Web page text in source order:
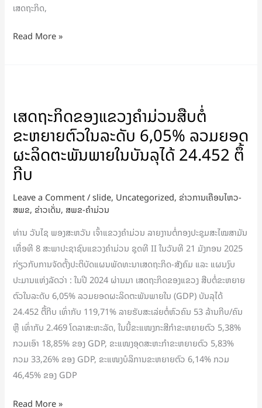
ເສດຖະກິດ,
Read More »
ເສດຖະກິດຂອງແຂວງຄໍາມ່ວນສືບຕໍ່
ຂະຫຍາຍຕົວໃນລະດັບ 6,05% ລວມຍອດ
ຜະລິດຕະພັນພາຍໃນບັນລຸໄດ້ 24.452 ຕຶ້
ກີບ
Leave a Comment/slide, Uncategorized, ຂ່າວການເຄືອນໄຫວ-
ສພຂ, ຂ່າວເດັ່ນ, ສພຂ-ຄໍາມ່ວນ
ທ່ານ ວັນໄຊ ພອງສະຫວັນ ເຈົ້າແຂວງຄໍາມ່ວນ ລາຍງານຕໍ່ກອງປະຊຸມສະໄໝສາມັນ
ເທື່ອທີ 8 ສະພາປະຊາຊົນແຂວງຄໍາມ່ວນ ຊຸດທີ II ໃນວັນທີ 21 ມັງກອນ 2025
ກ່ຽວກັບການຈັດຕັ້ງປະຕິບັດແຜນພັດທະນາເສດຖະກິດ-ສັງຄົມ ແລະ ແຜນງົບ
ປະມານແຫ່ງລັດວ່າ : ໃນປີ 2024 ຜ່ານມາ ເສດຖະກິດຂອງແຂວງ ສືບຕໍ່ຂະຫຍາຍ
ຕົວໃນລະດັບ 6,05% ລວມຍອດຜະລິດຕະພັນພາຍໃນ (GDP) ບັນລຸໄດ້
24.452 ຕື້ກີບ ເທົ່າກັບ 119,71% ລາຍຮັບສະເລ່ຍຕໍ່ຫົວຄົນ 53 ລ້ານກີບ/ຄົນ
ຫຼື ເທົ່າກັບ 2.469 ໂດລາສະຫະລັດ, ໃນນີ້ຂະແໜງກະສີກໍາຂະຫຍາຍຕົວ 5,38%
ກວມເອົາ 18,85% ຂອງ GDP, ຂະແໜງອຸດສະຫະກໍາຂະຫຍາຍຕົວ 5,83%
ກວມ 33,26% ຂອງ GDP, ຂະແໜງບໍລິການຂະຫຍາຍຕົວ 6,14% ກວມ
46,45% ຂອງ GDP
ແຂວງ
ຄໍາ
ມ່ວນ
ສືບ
ຕໍ່
ຂະຫຍາຍ
ຕົວ
ໃນ
ລະດັບ
6,05%
ລວມ
ຍອດ
ຜະລິດຕະພັນ
ພາຍໃນ
ບັນລຸ
ໄດ້
24.452
ກີບ
Read More »